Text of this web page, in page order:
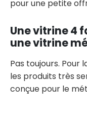
pour une petite
Une vitrine 4
une vitrine
Pas toujours. Pour
les produits très
conçue pour le